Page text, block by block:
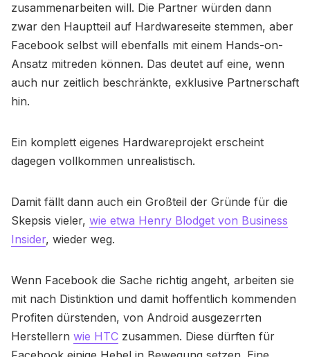
zusammenarbeiten will. Die Partner würden dann
zwar den Hauptteil auf Hardwareseite stemmen, aber
Facebook selbst will ebenfalls mit einem Hands-on-
Ansatz mitreden können. Das deutet auf eine, wenn
auch nur zeitlich beschränkte, exklusive Partnerschaft
hin.
Ein komplett eigenes Hardwareprojekt erscheint
dagegen vollkommen unrealistisch.
Damit fällt dann auch ein Großteil der Gründe für die
Skepsis vieler, wie etwa Henry Blodget von Business
Insider, wieder weg.
Wenn Facebook die Sache richtig angeht, arbeiten sie
mit nach Distinktion und damit hoffentlich kommenden
Profiten dürstenden, von Android ausgezerrten
Herstellern wie HTC zusammen. Diese dürften für